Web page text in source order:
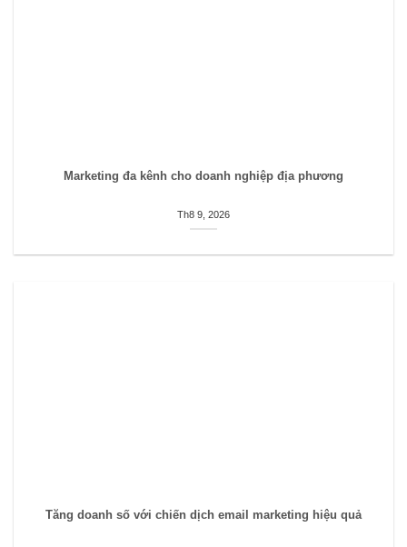
Marketing đa kênh cho doanh nghiệp địa phương
Th8 9, 2026
Tăng doanh số với chiến dịch email marketing hiệu quả